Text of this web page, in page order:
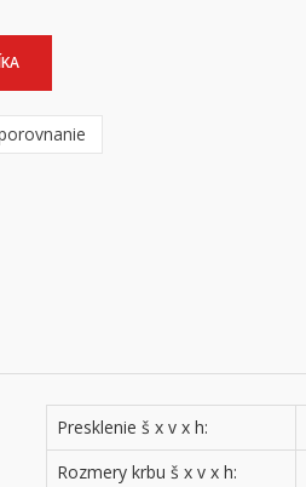
Presklenie š x v x h:
Rozmery krbu š x v x h: